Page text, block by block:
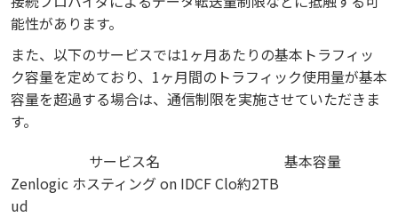
能性があります。
また、以下のサービスでは1ヶ月あたりの基本トラフィッ
ク容量を定めており、1ヶ月間のトラフィック使用量が基本
容量を超過する場合は、通信制限を実施させていただきま
す。
サービス名
基本容量
Zenlogic ホスティング on IDCF Clo
ud
約2TB